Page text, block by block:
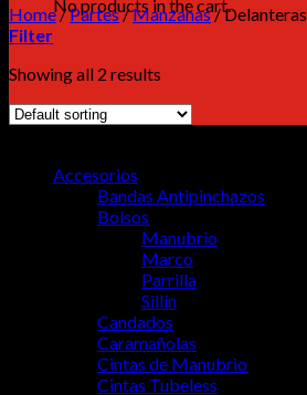
No products in the cart.
Home/Partes/Manzanas/Delanteras
Filter
Showing all 2 results
Accesorios
Bandas Antipinchazos
Bolsos
Manubrio
Marco
Parrilla
Sillín
Candados
Caramañolas
Cintas de Manubrio
Cintas Tubeless